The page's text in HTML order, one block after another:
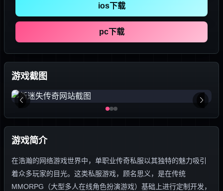
ios下载
pc下载
游戏截图
游戏简介
在浩瀚的网络游戏世界中，单职业传奇私服以其独特的魅力吸引
着众多玩家的目光。这类私服游戏，顾名思义，是在传统
MMORPG（大型多人在线角色扮演游戏）基础上进行定制开发，